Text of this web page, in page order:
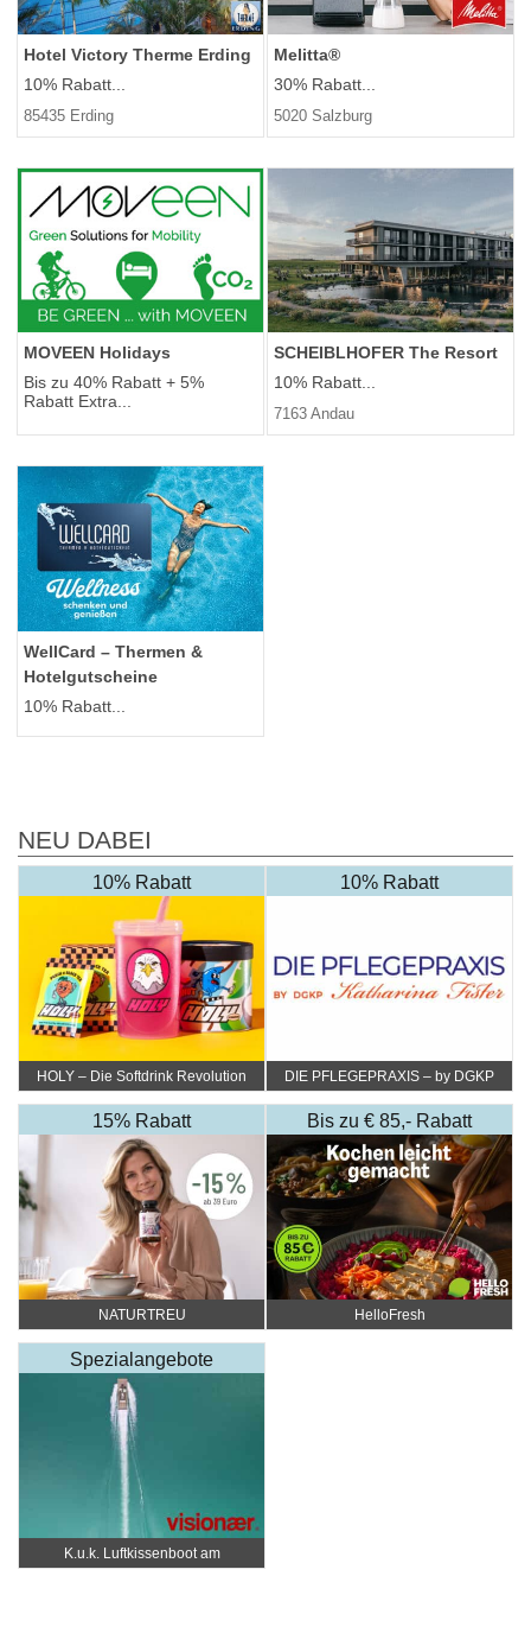
Hotel Victory Therme Erding
10% Rabatt...
85435 Erding
Melitta®
30% Rabatt...
5020 Salzburg
MOVEEN Holidays
Bis zu 40% Rabatt + 5%
Rabatt Extra...
SCHEIBLHOFER The Resort
10% Rabatt...
7163 Andau
WellCard – Thermen &
Hotelgutscheine
10% Rabatt...
NEU DABEI
10% Rabatt
HOLY – Die Softdrink Revolution
10% Rabatt
DIE PFLEGEPRAXIS – by DGKP
15% Rabatt
NATURTREU
Bis zu € 85,- Rabatt
HelloFresh
Spezialangebote
K.u.k. Luftkissenboot am
Wörthersee